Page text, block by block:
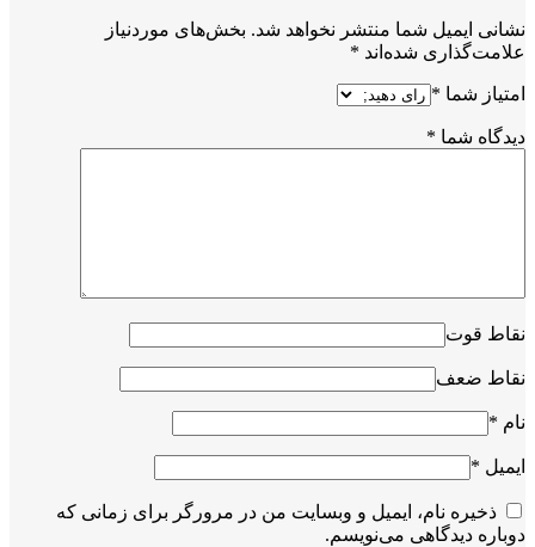
نشانی ایمیل شما منتشر نخواهد شد. بخش‌های موردنیاز
علامت‌گذاری شده‌اند *
امتیاز شما *
دیدگاه شما *
نقاط قوت
نقاط ضعف
نام *
ایمیل *
ذخیره نام، ایمیل و وبسایت من در مرورگر برای زمانی که
دوباره دیدگاهی می‌نویسم.